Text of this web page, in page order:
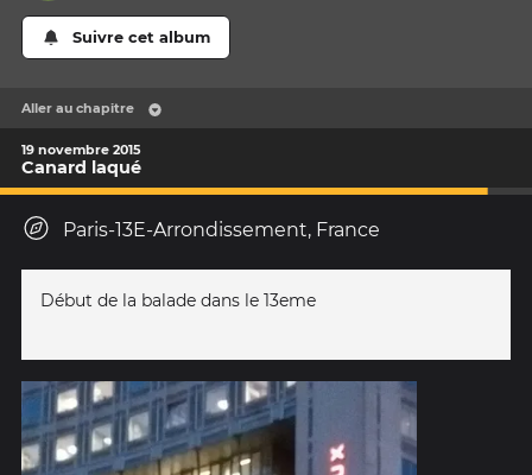
Suivre cet album
Aller au chapitre
19 novembre 2015
Canard laqué
Paris-13E-Arrondissement, France
Début de la balade dans le 13eme